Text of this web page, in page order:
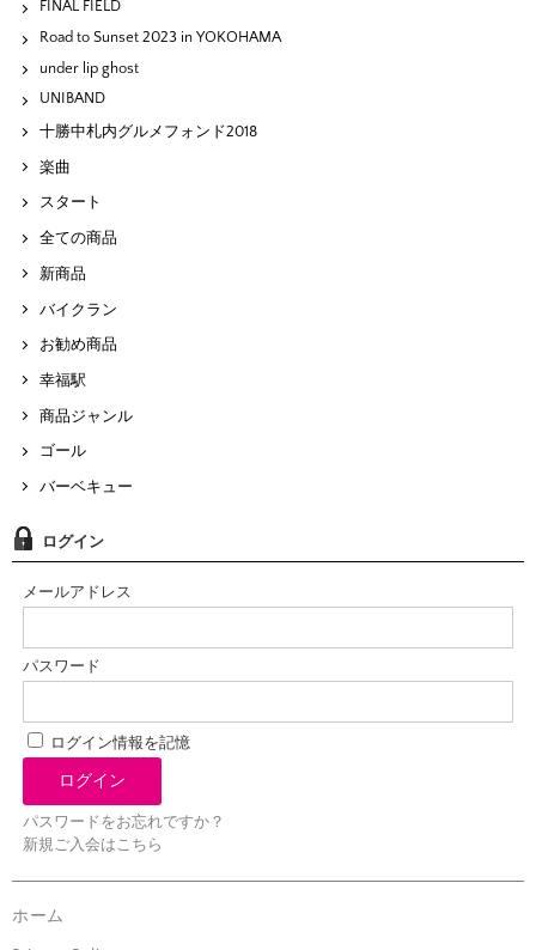
FINAL FIELD
Road to Sunset 2023 in YOKOHAMA
under lip ghost
UNIBAND
十勝中札内グルメフォンド2018
楽曲
スタート
全ての商品
新商品
バイクラン
お勧め商品
幸福駅
商品ジャンル
ゴール
バーベキュー
ログイン
メールアドレス
パスワード
ログイン情報を記憶
パスワードをお忘れですか？
新規ご入会はこちら
ホーム